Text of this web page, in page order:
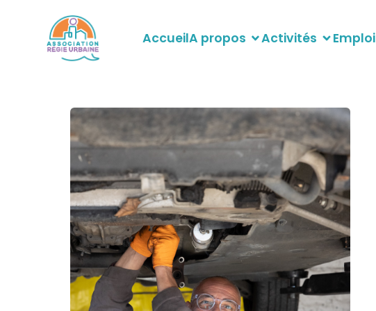
AccueilA propos Activités Emploi